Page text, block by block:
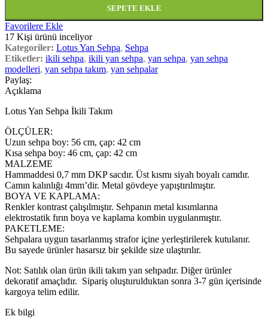
SEPETE EKLE
Favorilere Ekle
17 Kişi ürünü inceliyor
Kategoriler: Lotus Yan Sehpa, Sehpa
Etiketler: ikili sehpa, ikili yan sehpa, yan sehpa, yan sehpa
modelleri, yan sehpa takım, yan sehpalar
Paylaş:
Açıklama
Lotus Yan Sehpa İkili Takım
ÖLÇÜLER:
Uzun sehpa boy: 56 cm, çap: 42 cm
Kısa sehpa boy: 46 cm, çap: 42 cm
MALZEME
Hammaddesi 0,7 mm DKP sacdır. Üst kısmı siyah boyalı camdır.
Camın kalınlığı 4mm’dir. Metal gövdeye yapıştırılmıştır.
BOYA VE KAPLAMA:
Renkler kontrast çalışılmıştır. Sehpanın metal kısımlarına
elektrostatik fırın boya ve kaplama kombin uygulanmıştır.
PAKETLEME:
Sehpalara uygun tasarlanmış strafor içine yerleştirilerek kutulanır.
Bu sayede ürünler hasarsız bir şekilde size ulaştırılır.
Not: Satılık olan ürün ikili takım yan sehpadır. Diğer ürünler
dekoratif amaçlıdır. Sipariş oluşturulduktan sonra 3-7 gün içerisinde
kargoya telim edilir.
Ek bilgi